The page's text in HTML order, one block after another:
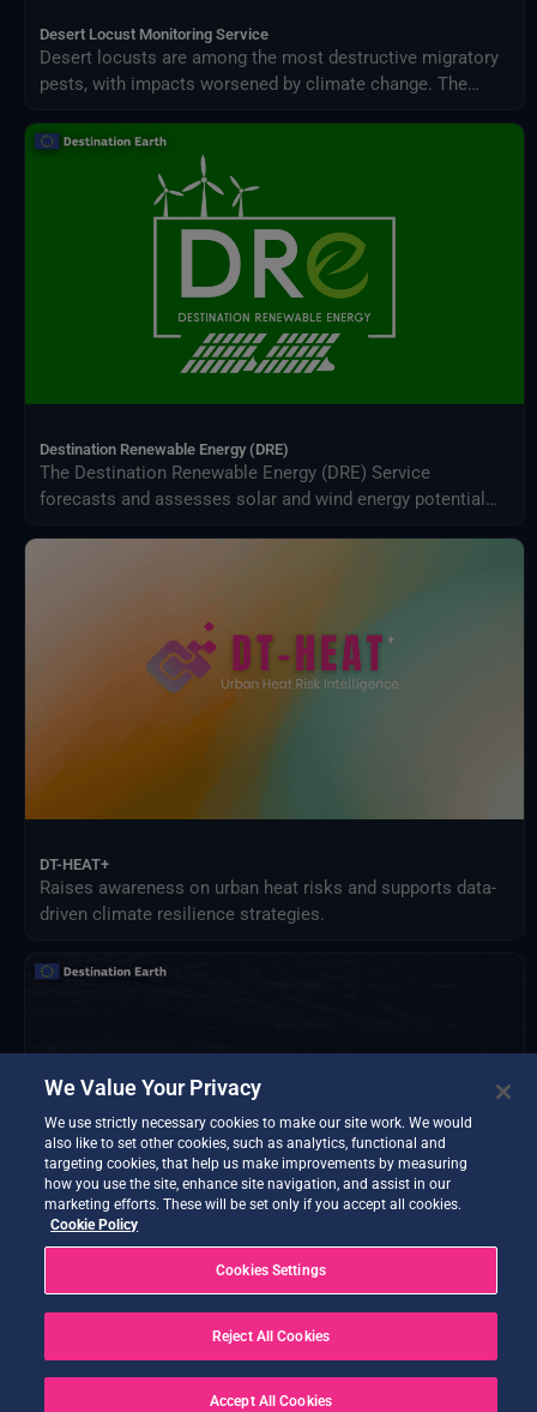
Desert Locust Monitoring Service
Desert locusts are among the most destructive migratory
pests, with impacts worsened by climate change. The
source climate data to detect breeding conditions and
predict swarm movements across Africa and Asia.
Destination Renewable Energy (DRE)
The Destination Renewable Energy (DRE) Service
forecasts and assesses solar and wind energy potential
DT-HEAT+
Raises awareness on urban heat risks and supports data-
driven climate resilience strategies.
for FloodPROOFS hydrological model.
We Value Your Privacy
We use strictly necessary cookies to make our site work. We would
also like to set other cookies, such as analytics, functional and
targeting cookies, that help us make improvements by measuring
how you use the site, enhance site navigation, and assist in our
marketing efforts. These will be set only if you accept all cookies.
Cookie Policy
Cookies Settings
Reject All Cookies
Accept All Cookies